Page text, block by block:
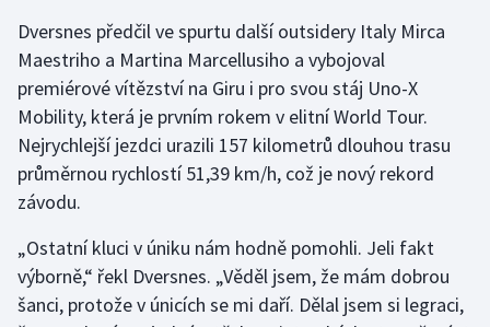
Lezení
Lyže a snowboard
Moderní pětiboj
Motorsport
Olympijské hry
Parasport
Dversnes předčil ve spurtu další outsidery Italy Mirca
Maestriho a Martina Marcellusiho a vybojoval
premiérové vítězství na Giru i pro svou stáj Uno-X
Mobility, která je prvním rokem v elitní World Tour.
Nejrychlejší jezdci urazili 157 kilometrů dlouhou trasu
průměrnou rychlostí 51,39 km/h, což je nový rekord
závodu.
„Ostatní kluci v úniku nám hodně pomohli. Jeli fakt
výborně,“ řekl Dversnes. „Věděl jsem, že mám dobrou
šanci, protože v únicích se mi daří. Dělal jsem si legraci,